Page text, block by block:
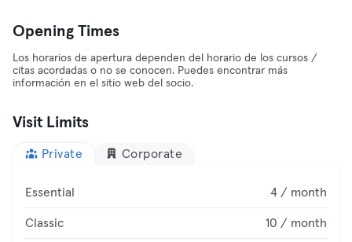
Opening Times
Los horarios de apertura dependen del horario de los cursos /
citas acordadas o no se conocen. Puedes encontrar más
información en el sitio web del socio.
Visit Limits
Private Corporate
Essential 4 / month
Classic 10 / month